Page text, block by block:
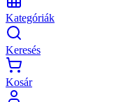
Kategóriák
Keresés
Kosár